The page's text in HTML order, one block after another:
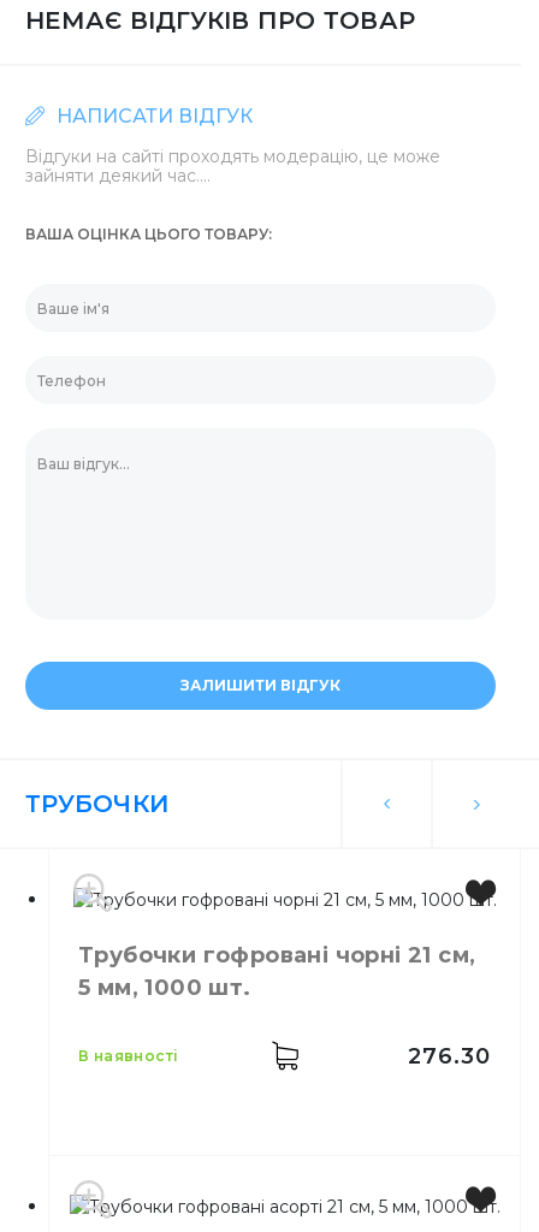
НЕМАЄ ВІДГУКІВ ПРО ТОВАР
НАПИСАТИ ВІДГУК
Відгуки на сайті проходять модерацію, це може
зайняти деякий час....
ВАША ОЦІНКА ЦЬОГО ТОВАРУ
ЗАЛИШИТИ ВІДГУК
ТРУБОЧКИ
Трубочки гофровані чорні 21 см,
5 мм, 1000 шт.
в наявності 276.30